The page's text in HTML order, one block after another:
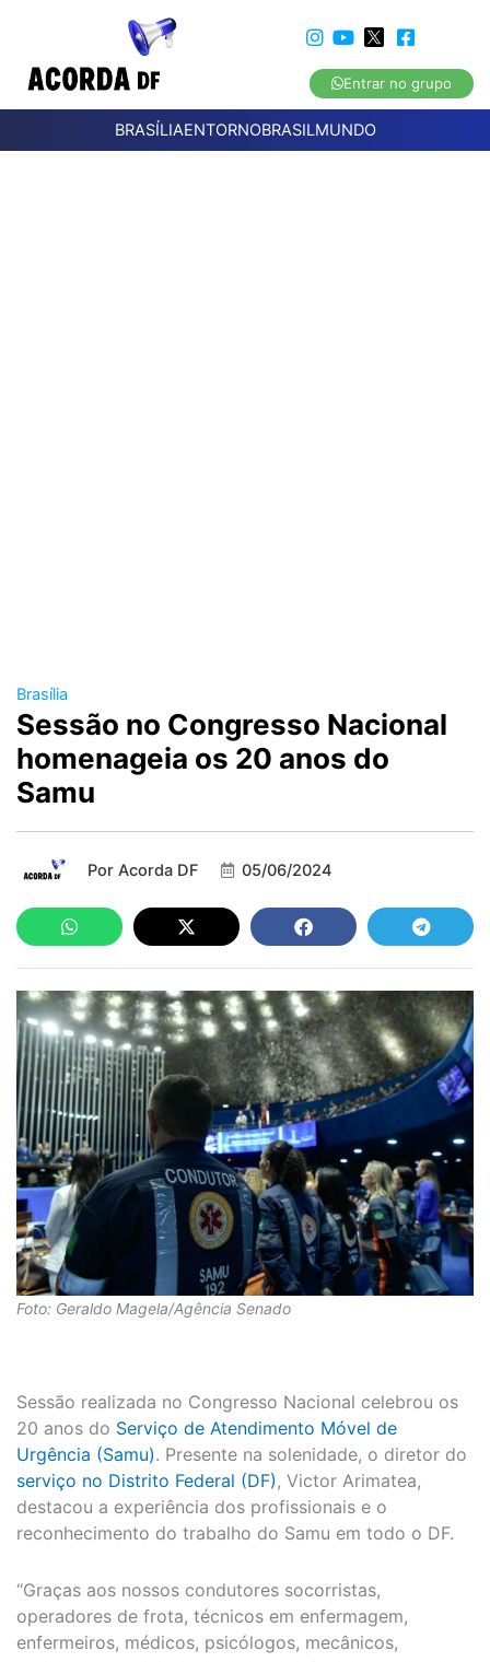
Entrar no grupo
BRASÍLIAENTORNOBRASILMUNDO
Brasília
Sessão no Congresso Nacional
homenageia os 20 anos do
Samu
Por Acorda DF 05/06/2024
Foto: Geraldo Magela/Agência Senado
Sessão realizada no Congresso Nacional celebrou os
20 anos do Serviço de Atendimento Móvel de
Urgência (Samu). Presente na solenidade, o diretor do
serviço no Distrito Federal (DF), Victor Arimatea,
destacou a experiência dos profissionais e o
reconhecimento do trabalho do Samu em todo o DF.
“Graças aos nossos condutores socorristas,
operadores de frota, técnicos em enfermagem,
enfermeiros, médicos, psicólogos, mecânicos,